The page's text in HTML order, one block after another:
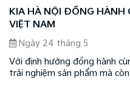
KIA HÀ NỘI ĐỒNG HÀNH
VIỆT NAM
Ngày 24 tháng 5
Với định hướng đồng hành
trải nghiệm sản phẩm mà